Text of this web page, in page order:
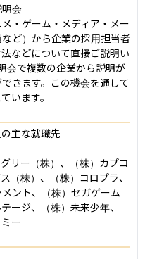
会
・ゲーム・メディア・メー
ど）から企業の採用担当者
などについて直接ご説明い
会で複数の企業から説明が
きます。この機会を通して
います。
主な就職先
リー（株）、（株）カプコ
（株）、（株）コロプラ、
ント、（株）セガゲーム
ージ、（株）未来少年、
ー